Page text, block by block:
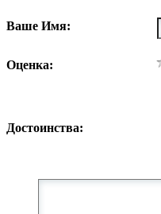
Ваше Имя:
Оценка:
Достоинства: